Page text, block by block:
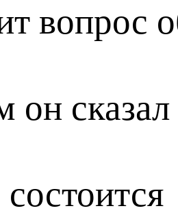
вопрос
он